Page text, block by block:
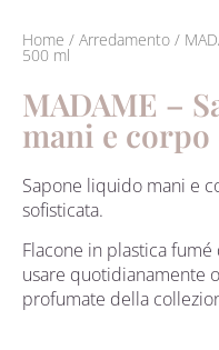
Home / Arredamento /
500 ml
MADAME –
mani e
Sapone liquido mani e
sofisticata.
Flacone in plastica
usare quotidianamente
profumate della